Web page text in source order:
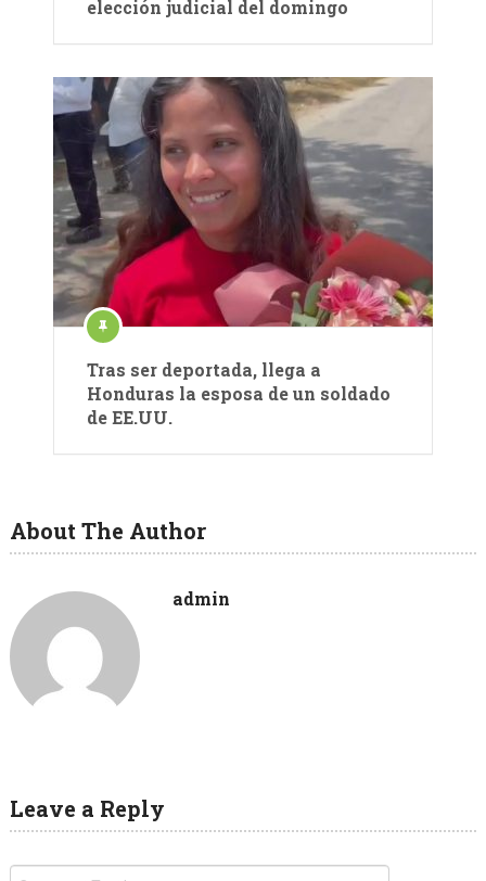
elección judicial del domingo
Tras ser deportada, llega a
Honduras la esposa de un soldado
de EE.UU.
About The Author
admin
Leave a Reply